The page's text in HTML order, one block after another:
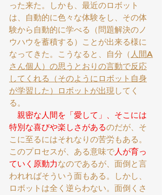
った来た。しかも、最近のロボット
は、自動的に色々な体験をし、その体
験から自動的に学べる（問題解決のノ
ウハウを蓄積する）ことが出来る様に
なってきた。こうなると、自分（ 人間A
さん個人）の思うとおりの言動で反応
してくれる（そのようにロボット自身
が学習した）ロボットが出現してく
る。
親密な人間を「愛して」、そこには
特別な喜びや楽しさがあるのだが、そ
こに至るにはそれなりの苦労もある。
このプロセスが、ある意味で人が育っ
ていく原動力なのであるが、面倒と言
われればそういう面もある。しかし、
ロボットは全く逆らわない。面倒くさ